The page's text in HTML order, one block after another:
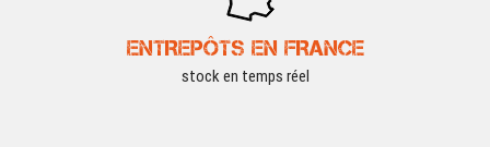
ENTREPÔTS EN FRANCE
stock en temps réel